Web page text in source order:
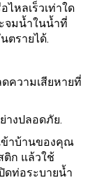
หลเร็วเท่าใด
จมน้ำในน้ำที่
ตรายได้.
ความเสียหายที่
างปลอดภัย.
ข้าบ้านของคุณ
ติก แล้วใช้
ดท่อระบายน้ำ